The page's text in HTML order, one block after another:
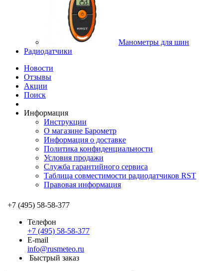
Манометры для шин
Радиодатчики
Новости
Отзывы
Акции
Поиск
Информация
Инструкции
О магазине Барометр
Информация о доставке
Политика конфиденциальности
Условия продажи
Служба гарантийного сервиса
Таблица совместимости радиодатчиков RST
Правовая информация
+7 (495) 58-58-377
Телефон
+7 (495) 58-58-377
E-mail
info@rusmeteo.ru
Быстрый заказ